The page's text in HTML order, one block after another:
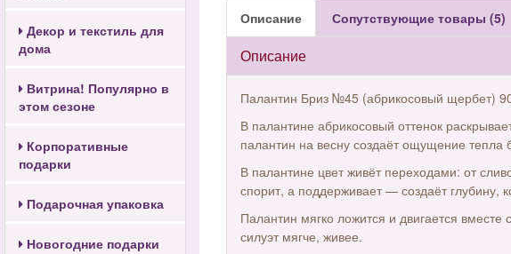
Декор и текстиль для
дома
Витрина! Популярно в
этом сезоне
Корпоративные
подарки
Подарочная упаковка
Новогодние подарки
Описание Сопутствующие товары (5)
Описание
Палантин Бриз №45 (абрикосовый щербет)
В палантине абрикосовый оттенок
палантин на весну создаёт ощущение тепла
В палантине цвет живёт переходами: от
спорит, а поддерживает — создаёт глубину,
Палантин мягко ложится и двигается
силуэт мягче, живее.